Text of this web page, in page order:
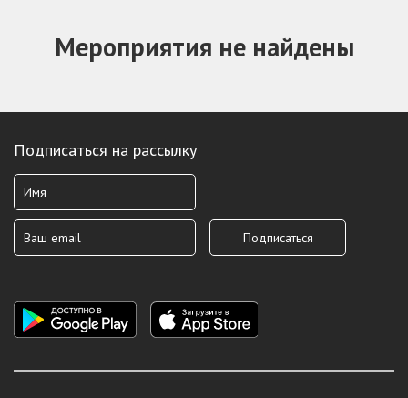
Мероприятия не найдены
Подписаться на рассылку